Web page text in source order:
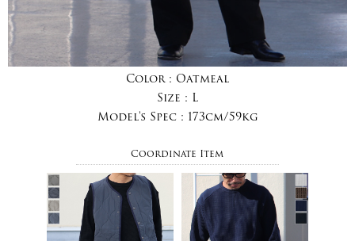
Color : Oatmeal
Size : L
Model's Spec : 173cm/59kg
Coordinate Item